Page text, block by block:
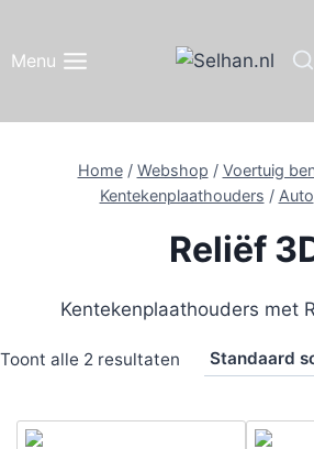
inhoud
Menu
Home / Webshop / Voertuig
Kentekenplaathouders / Auto
Reliëf
Kentekenplaathouders met
Toont alle 2 resultaten